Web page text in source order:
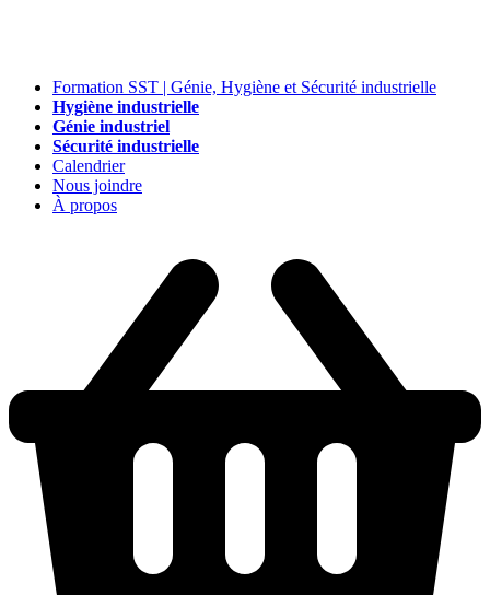
Formation SST | Génie, Hygiène et Sécurité industrielle
Hygiène industrielle
Génie industriel
Sécurité industrielle
Calendrier
Nous joindre
À propos